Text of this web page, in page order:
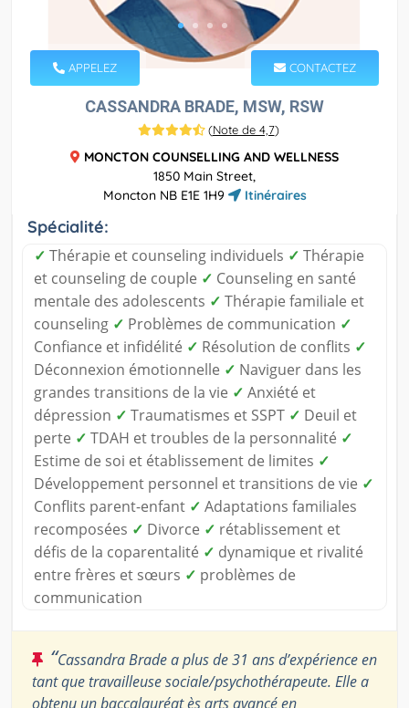
APPELEZ CONTACTEZ
CASSANDRA BRADE, MSW, RSW
(Note de 4,7)
MONCTON COUNSELLING AND WELLNESS
1850 Main Street,
Moncton NB E1E 1H9
Itinéraires
Spécialité:
✓ Thérapie et counseling individuels ✓ Thérapie
et counseling de couple ✓ Counseling en santé
mentale des adolescents ✓ Thérapie familiale et
counseling ✓ Problèmes de communication ✓
Confiance et infidélité ✓ Résolution de conflits ✓
Déconnexion émotionnelle ✓ Naviguer dans les
grandes transitions de la vie ✓ Anxiété et
dépression ✓ Traumatismes et SSPT ✓ Deuil et
perte ✓ TDAH et troubles de la personnalité ✓
Estime de soi et établissement de limites ✓
Développement personnel et transitions de vie ✓
Conflits parent-enfant ✓ Adaptations familiales
recomposées ✓ Divorce ✓ rétablissement et
défis de la coparentalité ✓ dynamique et rivalité
entre frères et sœurs ✓ problèmes de
communication
“Cassandra Brade a plus de 31 ans d’expérience en
tant que travailleuse sociale/psychothérapeute. Elle a
obtenu un baccalauréat ès arts avancé en